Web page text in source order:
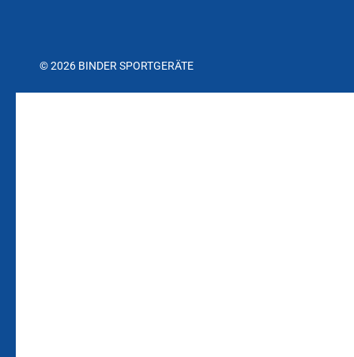
© 2026 BINDER SPORTGERÄTE